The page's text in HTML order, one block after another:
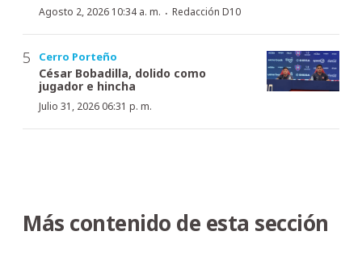
Agosto 2, 2026 10:34 a. m. · Redacción D10
Cerro Porteño
César Bobadilla, dolido como
jugador e hincha
Julio 31, 2026 06:31 p. m.
Más contenido de esta sección